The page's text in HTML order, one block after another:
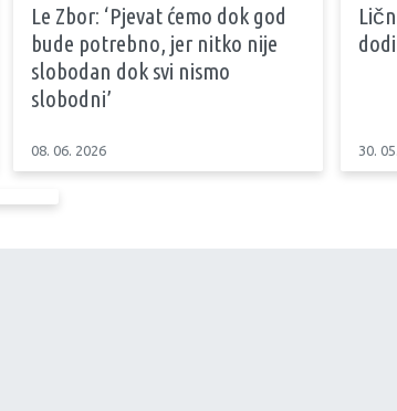
Le Zbor: ‘Pjevat ćemo dok god
bude potrebno, jer nitko nije
slobodan dok svi nismo
slobodni’
08. 06. 2026 30.